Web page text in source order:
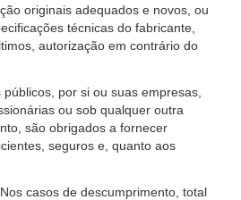
originais adequados e novos, ou
técnicas do fabricante,
autorização em contrário do
públicos, por si ou suas empresas,
ou sob qualquer outra
são obrigados a fornecer
seguros e, quanto aos
Nos casos de descumprimento, total